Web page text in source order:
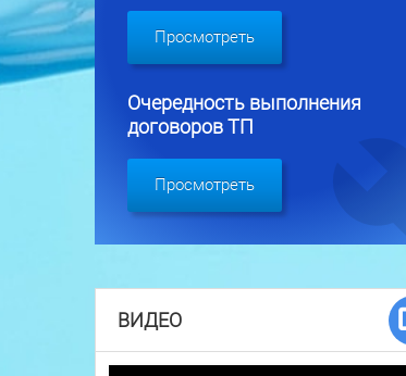
Просмотреть
Очередность выполнения
договоров ТП
Просмотреть
ВИДЕО